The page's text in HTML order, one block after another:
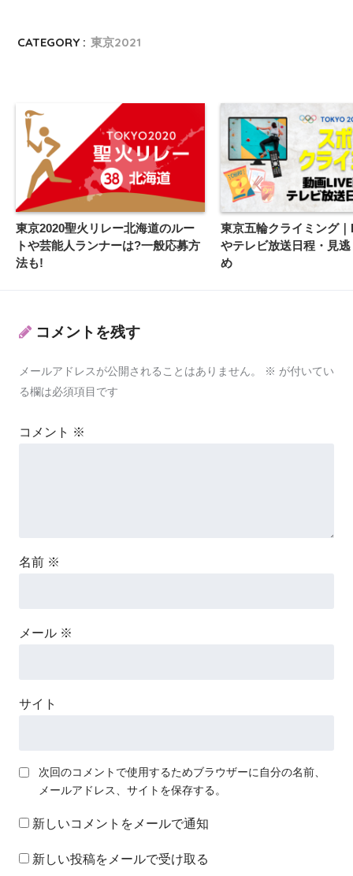
CATEGORY : 東京2021
東京2020聖火リレー北海道のルー
トや芸能人ランナーは?一般応募方
法も!
東京五輪クライミング
やテレビ放送日程・見
め
コメントを残す
メールアドレスが公開されることはありません。 ※ が付いてい
る欄は必須項目です
コメント ※
名前 ※
メール ※
サイト
次回のコメントで使用するためブラウザーに自分の名前、
メールアドレス、サイトを保存する。
新しいコメントをメールで通知
新しい投稿をメールで受け取る